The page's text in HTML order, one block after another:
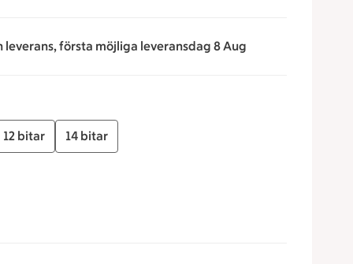
första möjliga leveransdag 8 Aug
12 bitar 14 bitar